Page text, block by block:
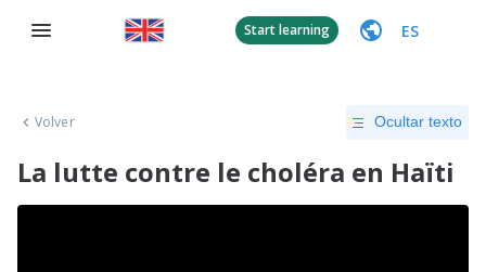
Start learning ES
Volver Ocultar texto
La lutte contre le choléra en Haïti